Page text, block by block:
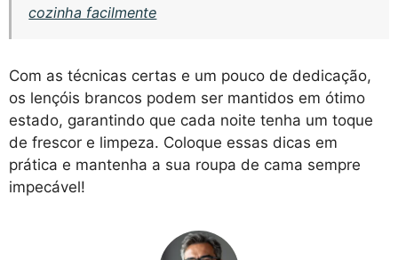
cozinha facilmente
Com as técnicas certas e um pouco de dedicação,
os lençóis brancos podem ser mantidos em ótimo
estado, garantindo que cada noite tenha um toque
de frescor e limpeza. Coloque essas dicas em
prática e mantenha a sua roupa de cama sempre
impecável!